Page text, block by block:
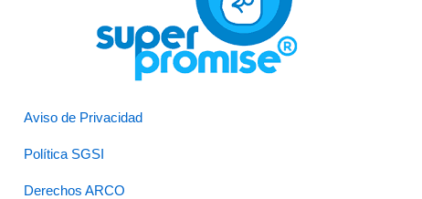
Aviso de Privacidad
Política SGSI
Derechos ARCO